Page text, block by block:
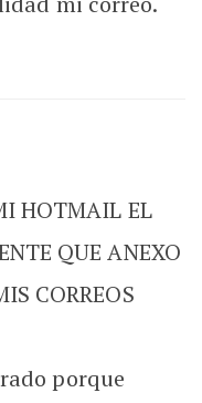
HOTMAIL EL
QUE ANEXO
CORREOS
porque